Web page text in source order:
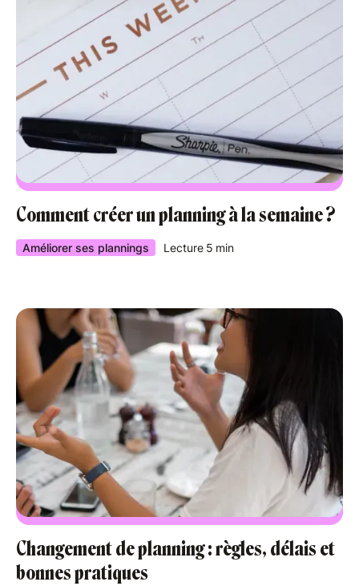
Comment créer un planning à la semaine ?
Améliorer ses plannings Lecture 5 min
Changement de planning : règles, délais et
bonnes pratiques